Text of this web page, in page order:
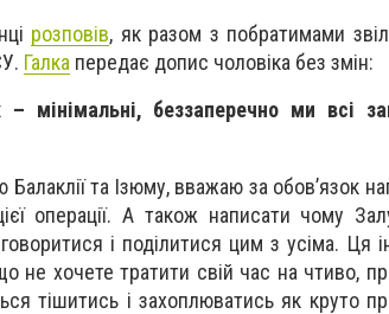
розповів, як разом з побратимами
Галка передає допис чоловіка без змін:
мінімальні, беззаперечно ми всі
та Ізюму, вважаю за обов’язок
операції. А також написати чому
і поділитися цим з усіма. Ця
хочете тратити свій час на чтиво,
тішитись і захоплюватись як круто